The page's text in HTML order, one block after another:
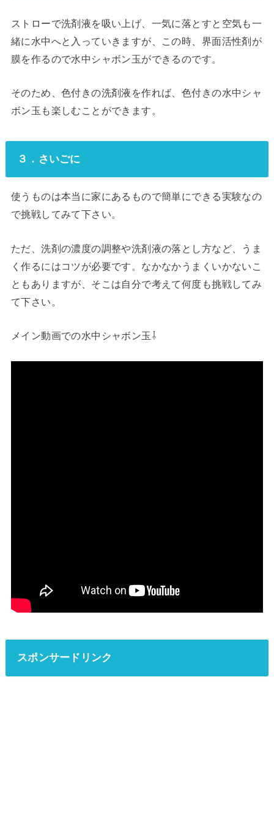
ストローで洗剤液を吸い上げ、一気に落とすと空気も一
緒に水中へと入っていきますが、この時、界面活性剤が
膜を作るので水中シャボン玉ができるのです。
そのため、色付きの洗剤液を作れば、色付きの水中シャ
ボン玉も楽しむことができます。
３．さいごに
使うものは本当に家にあるもので簡単にできる実験なの
で挑戦してみて下さい。
ただ、洗剤の濃度の調整や洗剤液の落とし方など、うま
く作るにはコツが必要です。なかなかうまくいかないこ
ともありますが、そこは自分で考えて何度も挑戦してみ
て下さい。
メイン動画での水中シャボン玉⇩
スポンサードリンク